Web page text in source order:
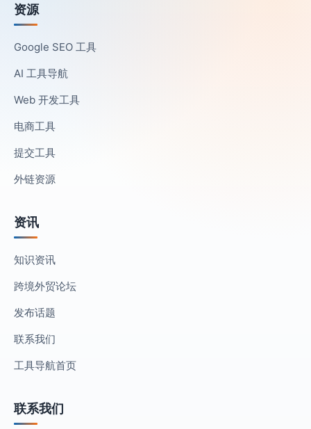
资源
Google SEO 工具
AI 工具导航
Web 开发工具
电商工具
提交工具
外链资源
资讯
知识资讯
跨境外贸论坛
发布话题
联系我们
工具导航首页
联系我们